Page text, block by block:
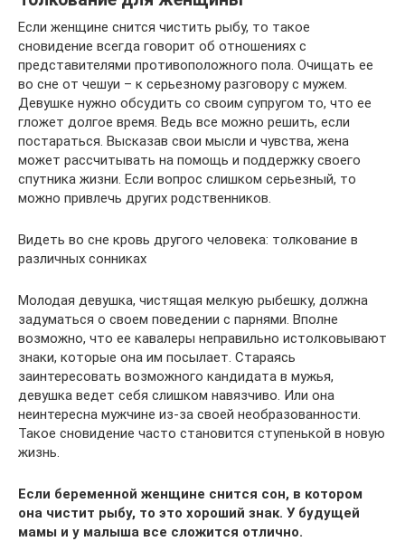
Если женщине снится чистить рыбу, то такое
сновидение всегда говорит об отношениях с
представителями противоположного пола. Очищать ее
во сне от чешуи – к серьезному разговору с мужем.
Девушке нужно обсудить со своим супругом то, что ее
гложет долгое время. Ведь все можно решить, если
постараться. Высказав свои мысли и чувства, жена
может рассчитывать на помощь и поддержку своего
спутника жизни. Если вопрос слишком серьезный, то
можно привлечь других родственников.
Видеть во сне кровь другого человека: толкование в
различных сонниках
Молодая девушка, чистящая мелкую рыбешку, должна
задуматься о своем поведении с парнями. Вполне
возможно, что ее кавалеры неправильно истолковывают
знаки, которые она им посылает. Стараясь
заинтересовать возможного кандидата в мужья,
девушка ведет себя слишком навязчиво. Или она
неинтересна мужчине из-за своей необразованности.
Такое сновидение часто становится ступенькой в новую
жизнь.
Если беременной женщине снится сон, в котором
она чистит рыбу, то это хороший знак. У будущей
мамы и у малыша все сложится отлично.